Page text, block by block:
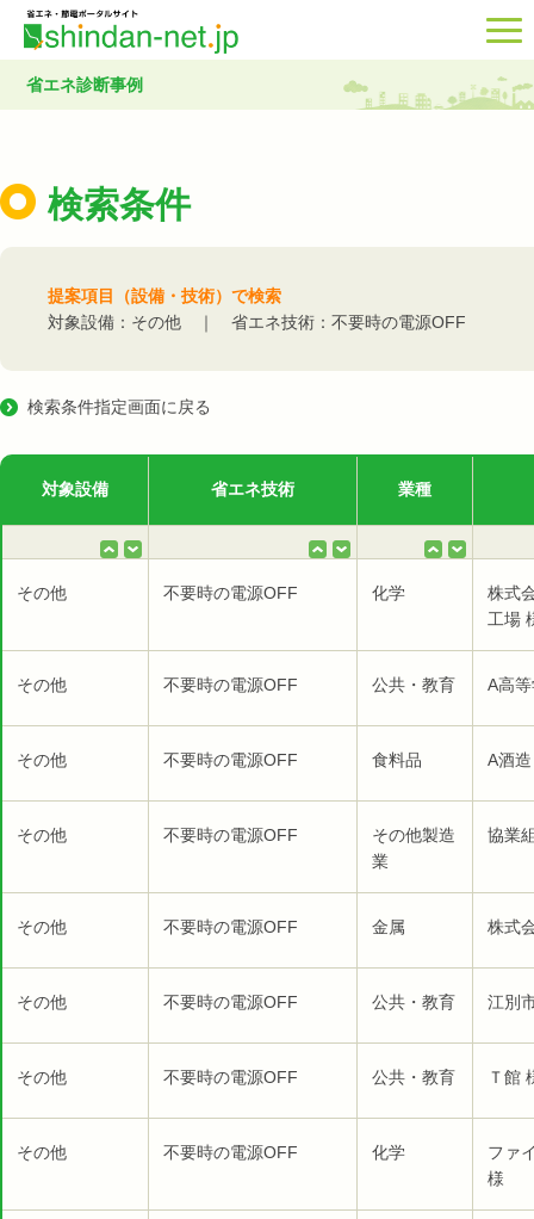
省エネ診断事例
検索条件
提案項目（設備・技術）で検索
対象設備：その他 ｜ 省エネ技術：不要時の電源OFF
検索条件指定画面に戻る
対象設備 省エネ技術 業種
その他 不要時の電源OFF 化学
株式
工場
その他 不要時の電源OFF 公共・教育 A高
その他 不要時の電源OFF 食料品 A酒
その他 不要時の電源OFF
その他製造
業
協業
その他 不要時の電源OFF 金属 株式
その他 不要時の電源OFF 公共・教育 江別
その他 不要時の電源OFF 公共・教育 Ｔ館
その他 不要時の電源OFF 化学
ファ
様